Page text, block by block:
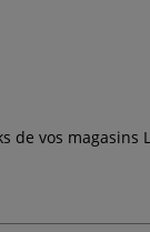
vos magasins